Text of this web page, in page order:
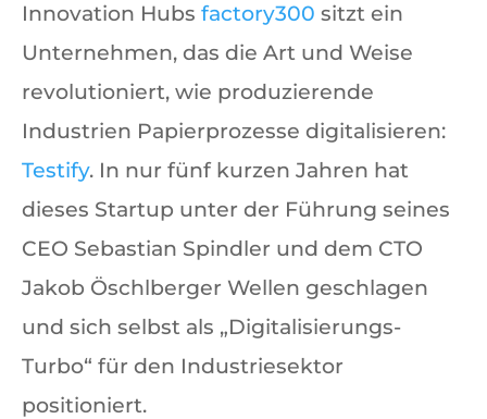
Innovation Hubs factory300 sitzt ein
Unternehmen, das die Art und Weise
revolutioniert, wie produzierende
Industrien Papierprozesse digitalisieren:
Testify. In nur fünf kurzen Jahren hat
dieses Startup unter der Führung seines
CEO Sebastian Spindler und dem CTO
Jakob Öschlberger Wellen geschlagen
und sich selbst als „Digitalisierungs-
Turbo“ für den Industriesektor
positioniert.